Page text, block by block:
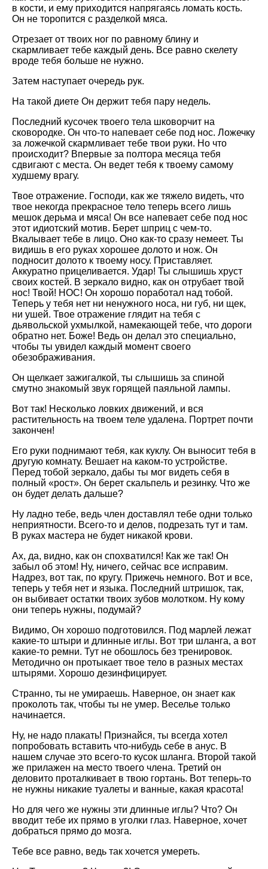
в кости, и ему приходится напрягаясь ломать кость.
Он не торопится с разделкой мяса.
Отрезает от твоих ног по равному блину и
скармливает тебе каждый день. Все равно скелету
вроде тебя больше не нужно.
Затем наступает очередь рук.
На такой диете Он держит тебя пару недель.
Последний кусочек твоего тела шковорчит на
сковородке. Он что-то напевает себе под нос. Ложечку
за ложечкой скармливает тебе твои руки. Но что
происходит? Впервые за полтора месяца тебя
сдвигают с места. Он ведет тебя к твоему самому
худшему врагу.
Твое отражение. Господи, как же тяжело видеть, что
твое некогда прекрасное тело теперь всего лишь
мешок дерьма и мяса! Он все напевает себе под нос
этот идиотский мотив. Берет шприц с чем-то.
Вкалывает тебе в лицо. Оно как-то сразу немеет. Ты
видишь в его руках хорошее долото и нож. Он
подносит долото к твоему носу. Приставляет.
Аккуратно прицеливается. Удар! Ты слышишь хруст
своих костей. В зеркало видно, как он отрубает твой
нос! Твой! НОС! Он хорошо поработал над тобой.
Теперь у тебя нет ни ненужного носа, ни губ, ни щек,
ни ушей. Твое отражение глядит на тебя с
дьявольской ухмылкой, намекающей тебе, что дороги
обратно нет. Боже! Ведь он делал это специально,
чтобы ты увидел каждый момент своего
обезображивания.
Он щелкает зажигалкой, ты слышишь за спиной
смутно знакомый звук горящей паяльной лампы.
Вот так! Несколько ловких движений, и вся
растительность на твоем теле удалена. Портрет почти
закончен!
Его руки поднимают тебя, как куклу. Он выносит тебя в
другую комнату. Вешает на каком-то устройстве.
Перед тобой зеркало, дабы ты мог видеть себя в
полный «рост». Он берет скальпель и резинку. Что же
он будет делать дальше?
Ну ладно тебе, ведь член доставлял тебе одни только
неприятности. Всего-то и делов, подрезать тут и там.
В руках мастера не будет никакой крови.
Ах, да, видно, как он спохватился! Как же так! Он
забыл об этом! Ну, ничего, сейчас все исправим.
Надрез, вот так, по кругу. Прижечь немного. Вот и все,
теперь у тебя нет и языка. Последний штришок, так,
он выбивает остатки твоих зубов молотком. Ну кому
они теперь нужны, подумай?
Видимо, Он хорошо подготовился. Под марлей лежат
какие-то штыри и длинные иглы. Вот три шланга, а вот
какие-то ремни. Тут не обошлось без тренировок.
Методично он протыкает твое тело в разных местах
штырями. Хорошо дезинфицирует.
Странно, ты не умираешь. Наверное, он знает как
проколоть так, чтобы ты не умер. Веселье только
начинается.
Ну, не надо плакать! Признайся, ты всегда хотел
попробовать вставить что-нибудь себе в анус. В
нашем случае это всего-то кусок шланга. Второй такой
же прилажен на место твоего члена. Третий он
деловито проталкивает в твою гортань. Вот теперь-то
не нужны никакие туалеты и ванные, какая красота!
Но для чего же нужны эти длинные иглы? Что? Он
вводит тебе их прямо в уголки глаз. Наверное, хочет
добраться прямо до мозга.
Тебе все равно, ведь так хочется умереть.